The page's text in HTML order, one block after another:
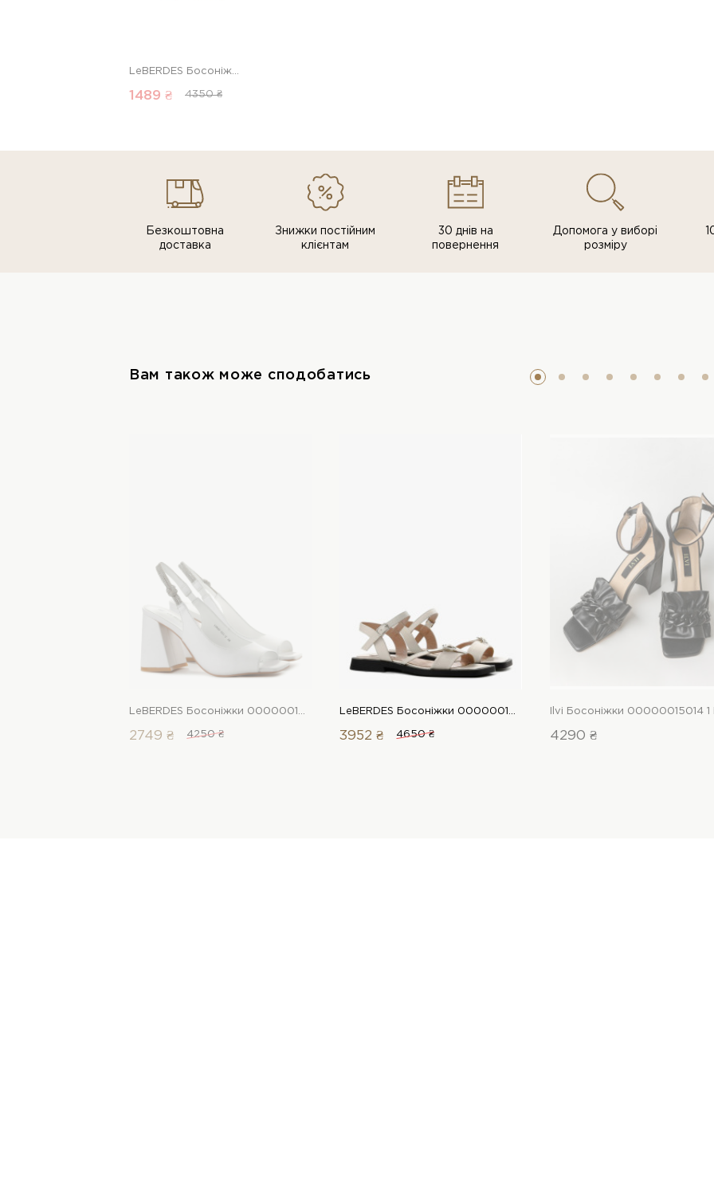
1489 ₴ 4350 ₴
Безкоштовна
доставка
Знижки постiйним
клiєнтам
30 днів на
повернення
Допомога у виборі
розміру
Вам також може сподобатись
2749 ₴ 4250 ₴ 3952 ₴ 4650 ₴ 4290 ₴